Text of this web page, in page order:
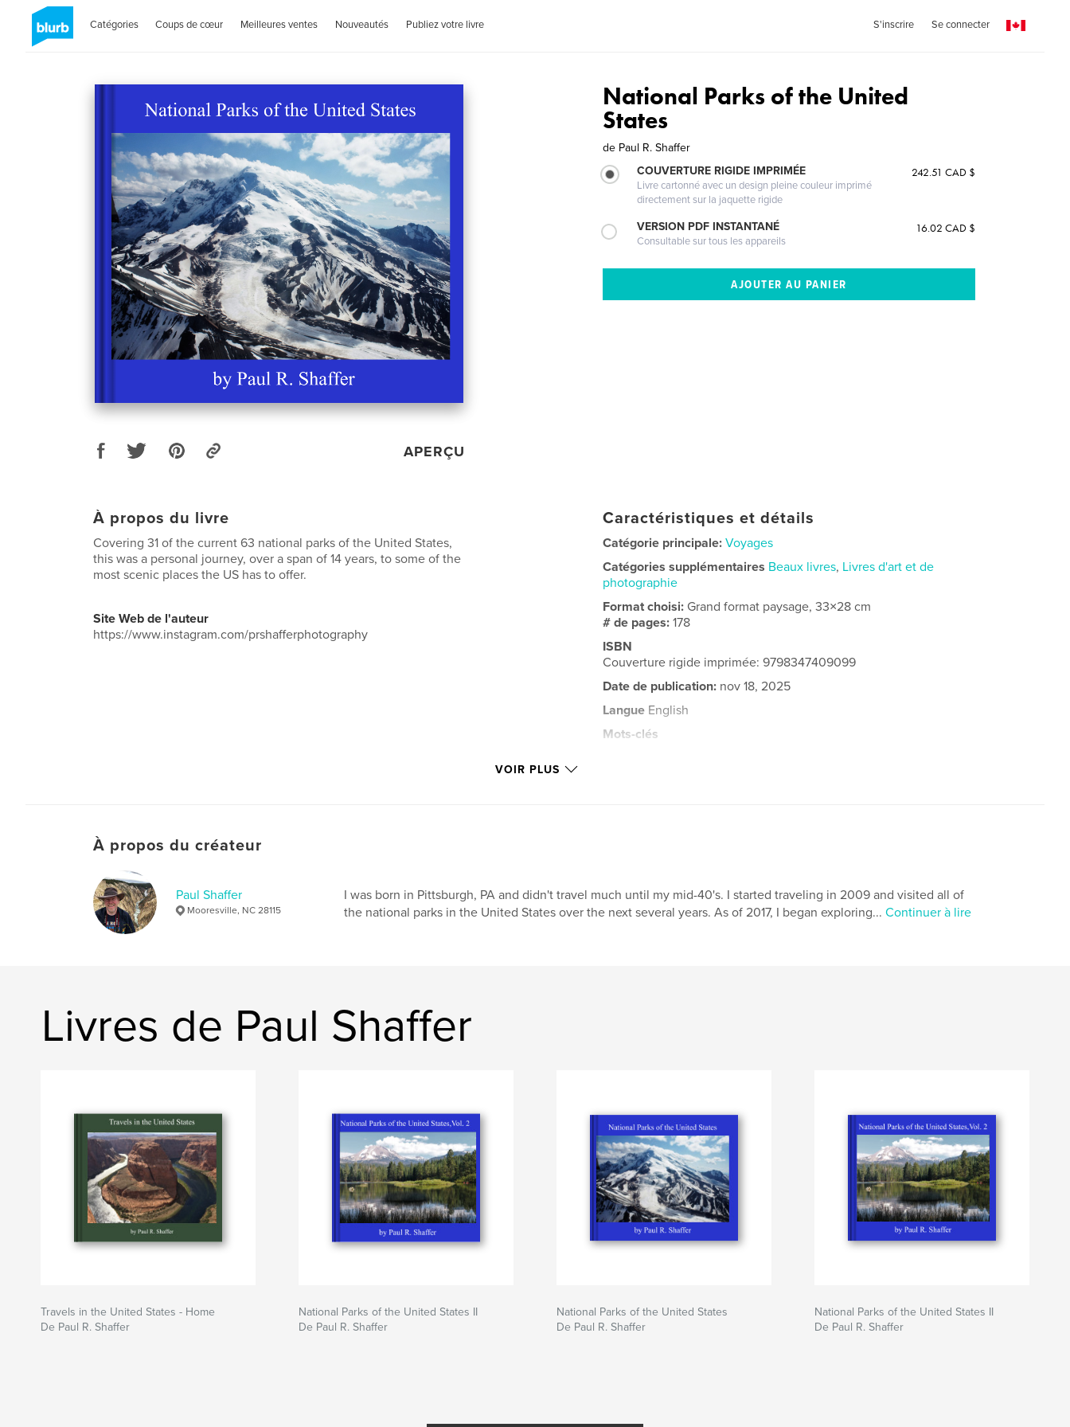
Catégories Coups de cœur Meilleures ventes Nouveautés Publiez votre livre S'inscrire Se connecter
APERÇU
National Parks of the United
States
de Paul R. Shaffer
COUVERTURE RIGIDE IMPRIMÉE
Livre cartonné avec un design pleine couleur imprimé
directement sur la jaquette rigide
242.51 CAD $
VERSION PDF INSTANTANÉ
Consultable sur tous les appareils
16.02 CAD $
À propos du livre
Covering 31 of the current 63 national parks of the United States,
this was a personal journey, over a span of 14 years, to some of the
most scenic places the US has to offer.
Site Web de l'auteur
https://www.instagram.com/prshafferphotography
Caractéristiques et détails
Catégorie principale: Voyages
Catégories supplémentaires Beaux livres, Livres d'art et de
photographie
Format choisi: Grand format paysage, 33×28 cm
# de pages:178
ISBN
Couverture rigide imprimée: 9798347409099
Date de publication: nov 18, 2025
Langue English
Mots-clés
VOIR PLUS
À propos du créateur
Paul Shaffer
Mooresville, NC 28115
I was born in Pittsburgh, PA and didn't travel much until my mid-40's. I started traveling in 2009 and visited all of
the national parks in the United States over the next several years. As of 2017, I began exploring... Continuer à lire
Livres de Paul Shaffer
Travels in the United States - Home
De Paul R. Shaffer
National Parks of the United States II
De Paul R. Shaffer
National Parks of the United States
De Paul R. Shaffer
National Parks of the United States II
De Paul R. Shaffer